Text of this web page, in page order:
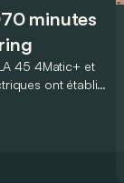
minutes
45 4Matic+ et
ont établi
mais lequel ?